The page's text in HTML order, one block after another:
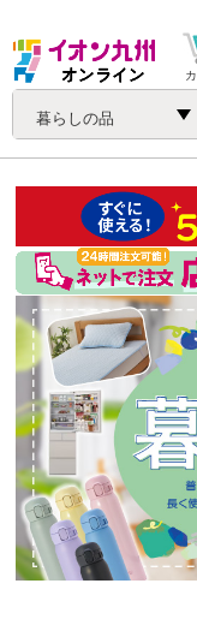
暮らしの品